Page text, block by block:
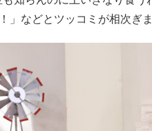
」などとツッコミが相次ぎ